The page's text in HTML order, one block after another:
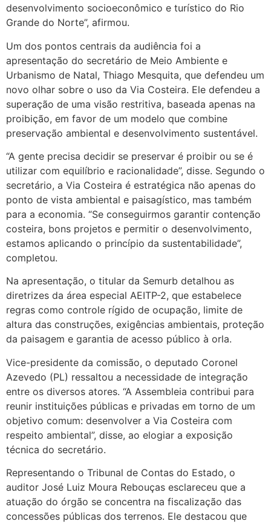
desenvolvimento socioeconômico e turístico do Rio
Grande do Norte”, afirmou.
Um dos pontos centrais da audiência foi a
apresentação do secretário de Meio Ambiente e
Urbanismo de Natal, Thiago Mesquita, que defendeu um
novo olhar sobre o uso da Via Costeira. Ele defendeu a
superação de uma visão restritiva, baseada apenas na
proibição, em favor de um modelo que combine
preservação ambiental e desenvolvimento sustentável.
“A gente precisa decidir se preservar é proibir ou se é
utilizar com equilíbrio e racionalidade”, disse. Segundo o
secretário, a Via Costeira é estratégica não apenas do
ponto de vista ambiental e paisagístico, mas também
para a economia. “Se conseguirmos garantir contenção
costeira, bons projetos e permitir o desenvolvimento,
estamos aplicando o princípio da sustentabilidade”,
completou.
Na apresentação, o titular da Semurb detalhou as
diretrizes da área especial AEITP-2, que estabelece
regras como controle rígido de ocupação, limite de
altura das construções, exigências ambientais, proteção
da paisagem e garantia de acesso público à orla.
Vice-presidente da comissão, o deputado Coronel
Azevedo (PL) ressaltou a necessidade de integração
entre os diversos atores. “A Assembleia contribui para
reunir instituições públicas e privadas em torno de um
objetivo comum: desenvolver a Via Costeira com
respeito ambiental”, disse, ao elogiar a exposição
técnica do secretário.
Representando o Tribunal de Contas do Estado, o
auditor José Luiz Moura Rebouças esclareceu que a
atuação do órgão se concentra na fiscalização das
concessões públicas dos terrenos. Ele destacou que